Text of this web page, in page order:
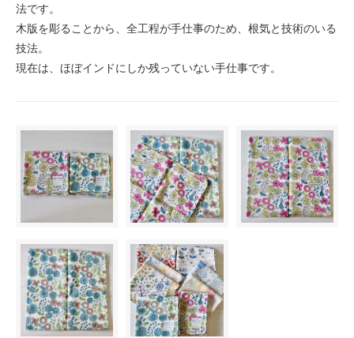
法です。
木版を彫ることから、全工程が手仕事のため、根気と技術のいる
技法。
現在は、ほぼインドにしか残っていない手仕事です。